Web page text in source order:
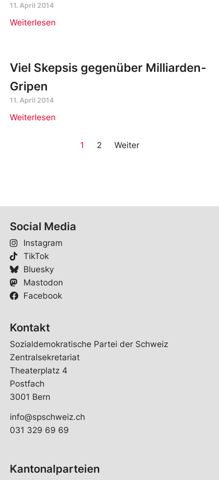
11. April 2014
Weiterlesen
Viel Skepsis gegenüber Milliarden-
Gripen
11. April 2014
Weiterlesen
1 2 Weiter
Social Media
Instagram
TikTok
Bluesky
Mastodon
Facebook
Kontakt
Sozialdemokratische Partei der Schweiz
Zentralsekretariat
Theaterplatz 4
Postfach
3001 Bern
info@spschweiz.ch
031 329 69 69
Kantonalparteien